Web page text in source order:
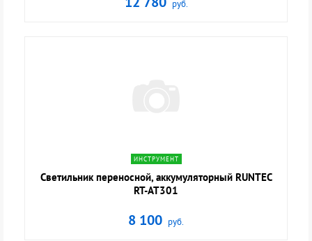
руб.
ИНСТРУМЕНТ
Светильник переносной, аккумуляторный RUNTEC
RT-AT301
8 100 руб.